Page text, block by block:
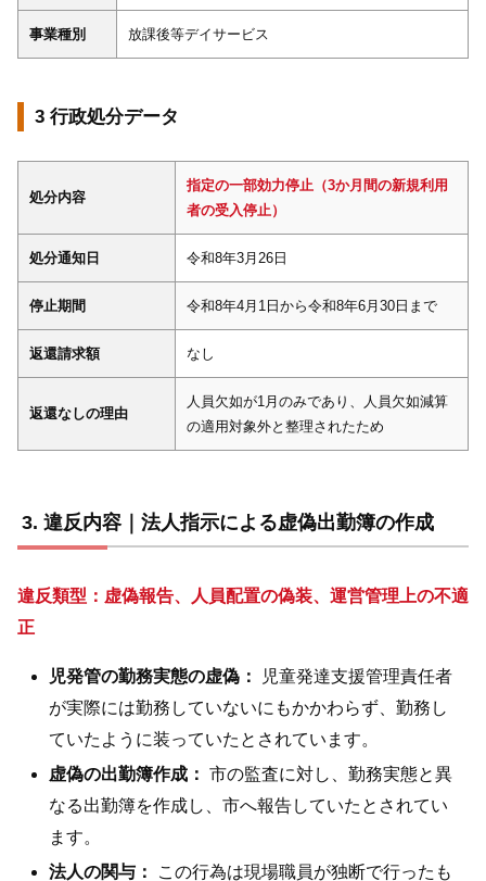
事業種別 放課後等デイサービス
3 行政処分データ
処分内容
指定の一部効力停止（3か月間の新規利用
者の受入停止）
処分通知日 令和8年3月26日
停止期間 令和8年4月1日から令和8年6月30日まで
返還請求額 なし
返還なしの理由
人員欠如が1月のみであり、人員欠如減算
の適用対象外と整理されたため
違反内容｜法人指示による虚偽出勤簿の作成
違反類型：虚偽報告、人員配置の偽装、運営管理上の不適
正
児発管の勤務実態の虚偽：
児童発達支援管理責任者
が実際には勤務していないにもかかわらず、勤務し
ていたように装っていたとされています。
虚偽の出勤簿作成： 市の監査に対し、勤務実態と異
なる出勤簿を作成し、市へ報告していたとされてい
ます。
法人の関与：
この行為は現場職員が独断で行ったも